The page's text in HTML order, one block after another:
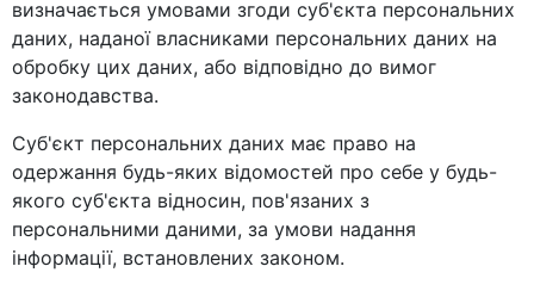
визначається умовами згоди суб'єкта персональних
даних, наданої власниками персональних даних на
обробку цих даних, або відповідно до вимог
законодавства.
Суб'єкт персональних даних має право на
одержання будь-яких відомостей про себе у будь-
якого суб'єкта відносин, пов'язаних з
персональними даними, за умови надання
інформації, встановлених законом.